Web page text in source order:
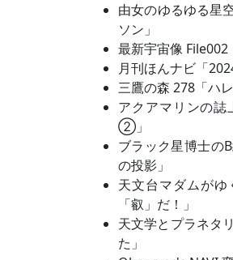
由女のゆるゆる星
ソン」
最新宇宙像 File002
月刊ほんナビ「
三鷹の森 278「ハ
アクアマリンの
②」
ブラック星博士の
の投影」
天文台マダムが
「叡」だ！」
天文学とプラネタ
た」